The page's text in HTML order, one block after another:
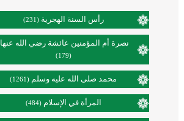
رأس السنة الهجرية (231)
نصرة أم المؤمنين عائشة رضي الله عنها
(179)
محمد صلى الله عليه وسلم (1261)
المرأة في الإسلام (484)